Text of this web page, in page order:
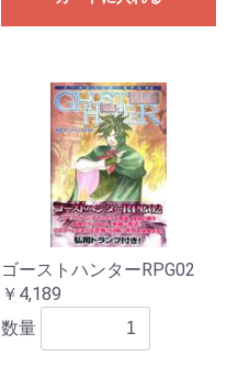
ゴーストハンターRPG02
￥4,189
数量